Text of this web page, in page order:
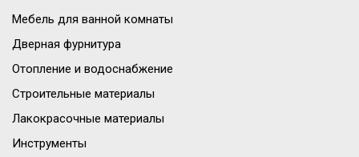
Мебель для ванной комнаты
Дверная фурнитура
Отопление и водоснабжение
Строительные материалы
Лакокрасочные материалы
Инструменты